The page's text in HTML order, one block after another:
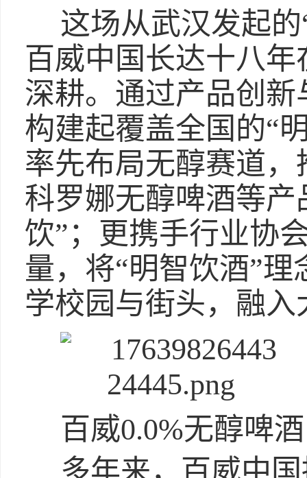
这场从武汉发起
百威中国长达十八
深耕。通过产品创
构建起覆盖全国的“
率先布局无醇赛道
科罗娜无醇啤酒等
饮”；更携手行业协
量，将“明智饮酒”
学校园与街头，融
百威0.0%无醇啤酒